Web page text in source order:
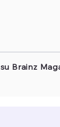
Brainz